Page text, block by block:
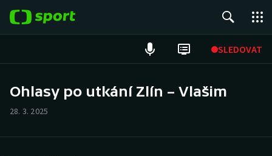
SLEDOVAT
Hokej
Tenis
Ohlasy po utkání Zlín – Vlašim
28. 3. 2025